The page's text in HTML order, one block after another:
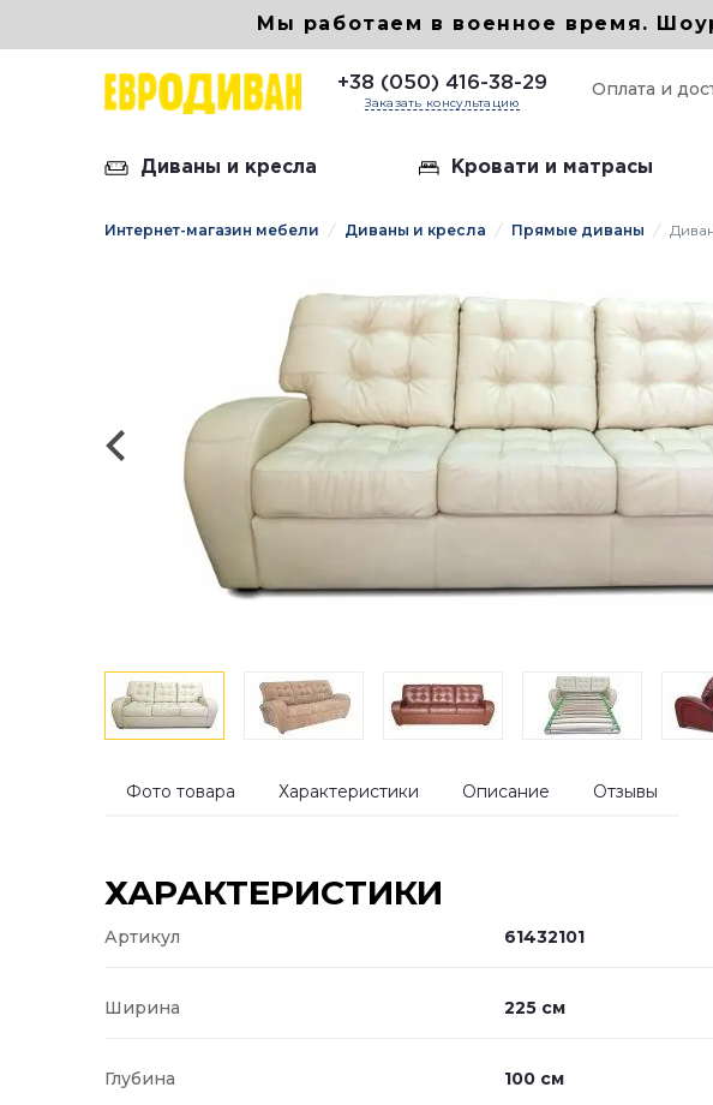
Мы работаем в военное время.
+38 (050) 416-38-29
Заказать консультацию
Оплата и
Диваны и кресла
Диван прямой в гостиную
Диван прямой Еврокнижка
Кровати и матрасы
Интернет-магазин мебели Диваны и кресла Прямые диваны
Фото товара Характеристики Описание Отзывы
ХАРАКТЕРИСТИКИ
Артикул 61432101
Ширина 225 см
Глубина 100 см